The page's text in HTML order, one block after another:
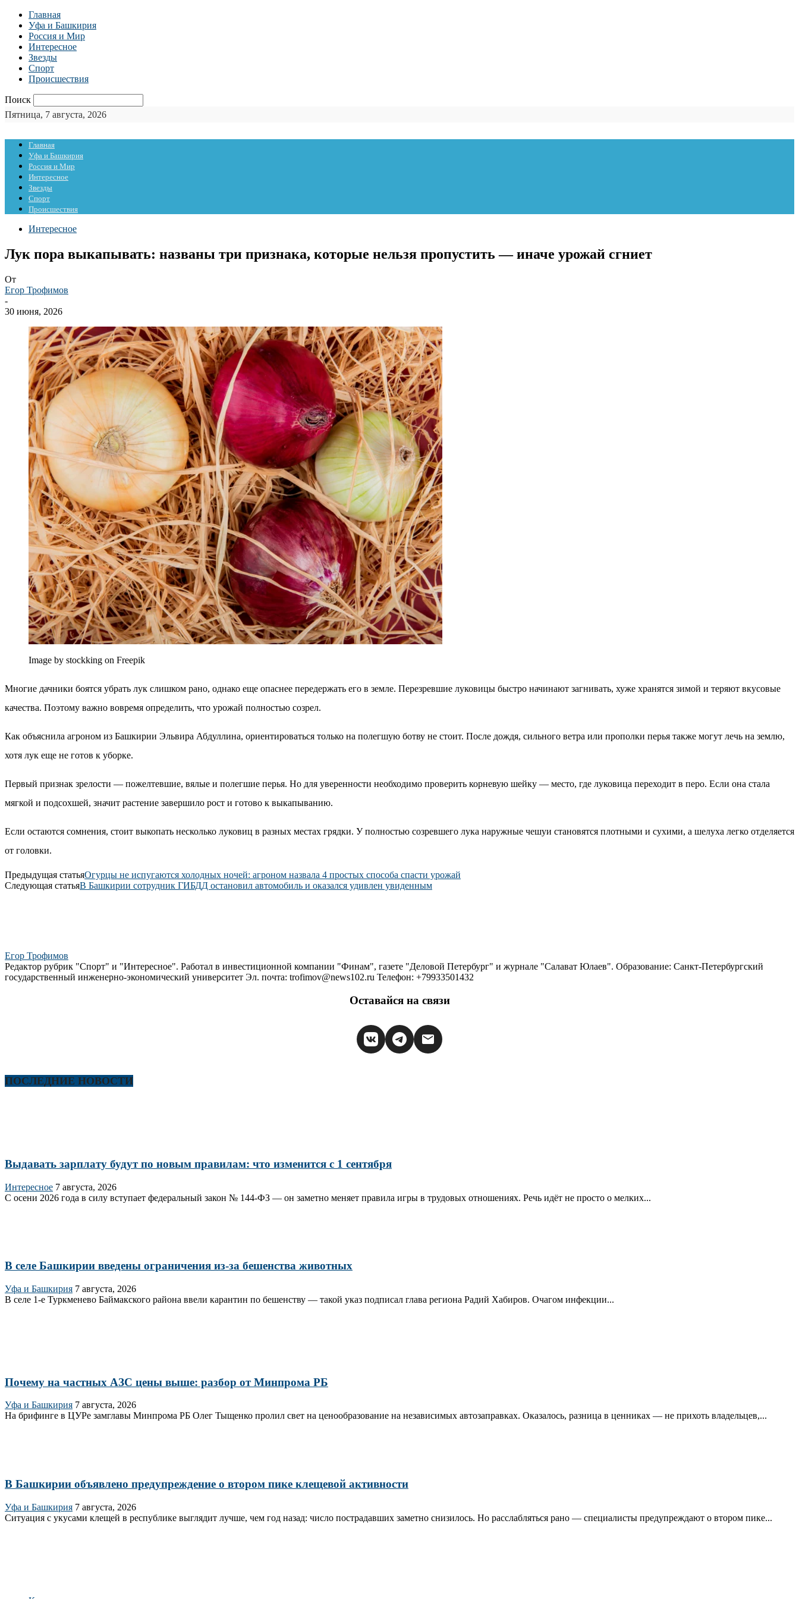
Главная
Уфа и Башкирия
Россия и Мир
Интересное
Звезды
Спорт
Происшествия
Поиск
Пятница, 7 августа, 2026
Главная
Уфа и Башкирия
Россия и Мир
Интересное
Звезды
Спорт
Происшествия
Интересное
Лук пора выкапывать: названы три признака, которые нельзя пропустить — иначе урожай сгниет
От
Егор Трофимов
-
30 июня, 2026
Image by stockking on Freepik
Многие дачники боятся убрать лук слишком рано, однако еще опаснее передержать его в земле. Перезревшие луковицы быстро начинают загнивать, хуже хранятся зимой и теряют вкусовые
качества. Поэтому важно вовремя определить, что урожай полностью созрел.
Как объяснила агроном из Башкирии Эльвира Абдуллина, ориентироваться только на полегшую ботву не стоит. После дождя, сильного ветра или прополки перья также могут лечь на землю,
хотя лук еще не готов к уборке.
Первый признак зрелости — пожелтевшие, вялые и полегшие перья. Но для уверенности необходимо проверить корневую шейку — место, где луковица переходит в перо. Если она стала
мягкой и подсохшей, значит растение завершило рост и готово к выкапыванию.
Если остаются сомнения, стоит выкопать несколько луковиц в разных местах грядки. У полностью созревшего лука наружные чешуи становятся плотными и сухими, а шелуха легко отделяется
от головки.
Предыдущая статьяОгурцы не испугаются холодных ночей: агроном назвала 4 простых способа спасти урожай
Следующая статьяВ Башкирии сотрудник ГИБДД остановил автомобиль и оказался удивлен увиденным
Егор Трофимов
Редактор рубрик "Спорт" и "Интересное". Работал в инвестиционной компании "Финам", газете "Деловой Петербург" и журнале "Салават Юлаев". Образование: Санкт-Петербургский
государственный инженерно-экономический университет Эл. почта: trofimov@news102.ru Телефон: +79933501432
Оставайся на связи
ПОСЛЕДНИЕ НОВОСТИ
Выдавать зарплату будут по новым правилам: что изменится с 1 сентября
Интересное 7 августа, 2026
С осени 2026 года в силу вступает федеральный закон № 144‑ФЗ — он заметно меняет правила игры в трудовых отношениях. Речь идёт не просто о мелких...
В селе Башкирии введены ограничения из-за бешенства животных
Уфа и Башкирия 7 августа, 2026
В селе 1‑е Туркменево Баймакского района ввели карантин по бешенству — такой указ подписал глава региона Радий Хабиров. Очагом инфекции...
Почему на частных АЗС цены выше: разбор от Минпрома РБ
Уфа и Башкирия 7 августа, 2026
На брифинге в ЦУРе замглавы Минпрома РБ Олег Тыщенко пролил свет на ценообразование на независимых автозаправках. Оказалось, разница в ценниках — не прихоть владельцев,...
В Башкирии объявлено предупреждение о втором пике клещевой активности
Уфа и Башкирия 7 августа, 2026
Ситуация с укусами клещей в республике выглядит лучше, чем год назад: число пострадавших заметно снизилось. Но расслабляться рано — специалисты предупреждают о втором пике...